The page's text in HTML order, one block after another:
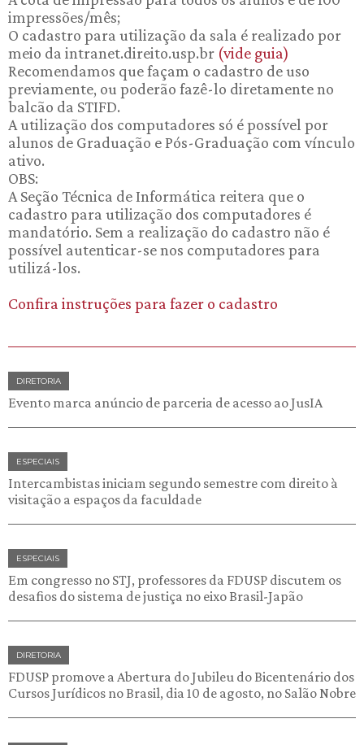
impressões/mês;
O cadastro para utilização da sala é realizado por
meio da intranet.direito.usp.br (vide guia)
Recomendamos que façam o cadastro de uso
previamente, ou poderão fazê-lo diretamente no
balcão da STIFD.
A utilização dos computadores só é possível por
alunos de Graduação e Pós-Graduação com vínculo
ativo.
OBS:
A Seção Técnica de Informática reitera que o
cadastro para utilização dos computadores é
mandatório. Sem a realização do cadastro não é
possível autenticar-se nos computadores para
utilizá-los.
Confira instruções para fazer o cadastro
DIRETORIA
Evento marca anúncio de parceria de acesso ao JusIA
ESPECIAIS
Intercambistas iniciam segundo semestre com direito à
visitação a espaços da faculdade
ESPECIAIS
Em congresso no STJ, professores da FDUSP discutem os
desafios do sistema de justiça no eixo Brasil-Japão
DIRETORIA
FDUSP promove a Abertura do Jubileu do Bicentenário dos
Cursos Jurídicos no Brasil, dia 10 de agosto, no Salão Nobre